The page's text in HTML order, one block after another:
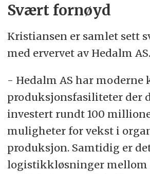
Svært fornøyd
Kristiansen er samlet sett
med ervervet av Hedalm AS.
- Hedalm AS har moderne
produksjonsfasiliteter der
investert rundt 100
muligheter for vekst i
produksjon. Samtidig er
logistikkløsninger mellom